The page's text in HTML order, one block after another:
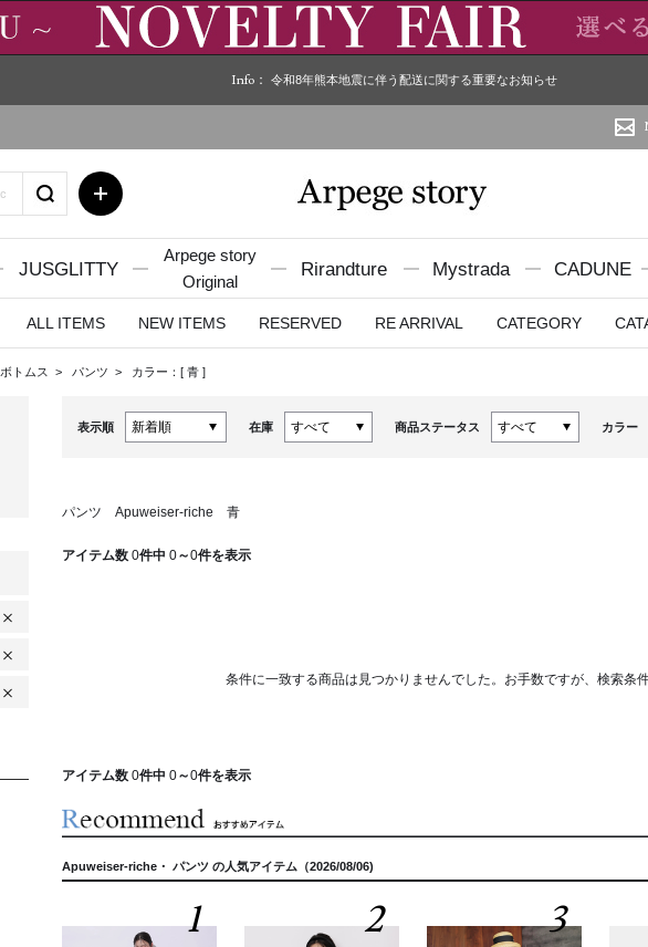
Info： 令和8年熊本地震に伴う配送に関する重要なお知らせ
JUSGLITTY
Arpege story
Original
Rirandture Mystrada CADUNE
ALL ITEMS NEW ITEMS RESERVED RE ARRIVAL CATEGORY
ボトムス パンツ カラー：[ 青 ]
表示順 在庫 商品ステータス カラー
パンツ Apuweiser-riche 青
アイテム数 0件中 0～0件を表示
条件に一致する商品は見つかりませんでした。お手数ですが、検索条
アイテム数 0件中 0～0件を表示
Apuweiser-riche・ パンツ の人気アイテム（2026/08/06)
1 2 3